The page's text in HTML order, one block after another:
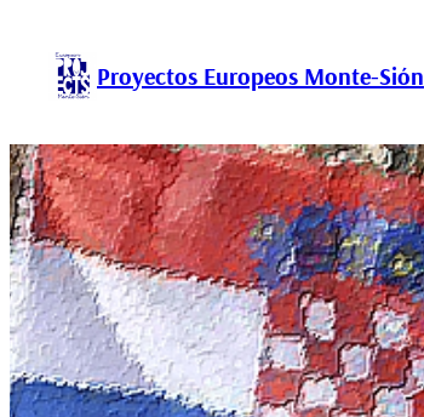
Proyectos Europeos Monte-Sión